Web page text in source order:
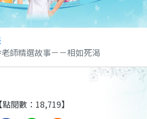
師精選故事－－相如死渴
【點閱數：18,719】